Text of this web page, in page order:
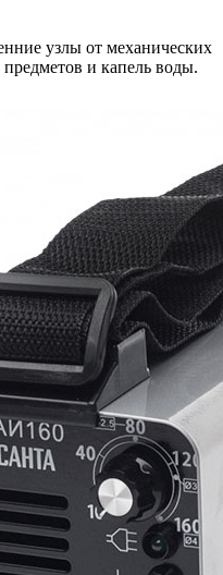
узлы от механических
и капель воды.